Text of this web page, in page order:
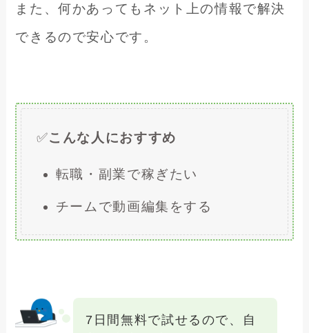
また、何かあってもネット上の情報で解決
できるので安心です。
✅こんな人におすすめ
転職・副業で稼ぎたい
チームで動画編集をする
7日間無料で試せるので、自